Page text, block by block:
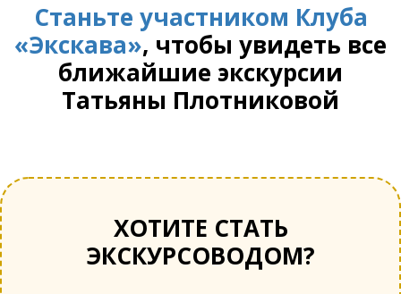
Станьте участником Клуба
«Экскава», чтобы увидеть все
ближайшие экскурсии
Татьяны Плотниковой
ХОТИТЕ СТАТЬ
ЭКСКУРСОВОДОМ?